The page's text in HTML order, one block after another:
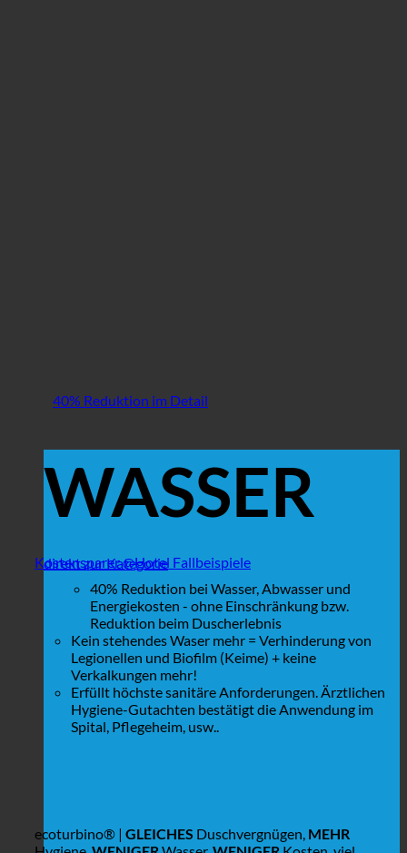
40% Reduktion im Detail
WASSER
direkt zur Kategorie
Kostensparer @Hotel Fallbeispiele
40% Reduktion bei Wasser, Abwasser und
Energiekosten - ohne Einschränkung bzw.
Reduktion beim Duscherlebnis
Kein stehendes Waser mehr = Verhinderung von
Legionellen und Biofilm (Keime) + keine
Verkalkungen mehr!
Erfüllt höchste sanitäre Anforderungen. Ärztlichen
Hygiene-Gutachten bestätigt die Anwendung im
Spital, Pflegeheim, usw..
ecoturbino® | GLEICHES Duschvergnügen, MEHR